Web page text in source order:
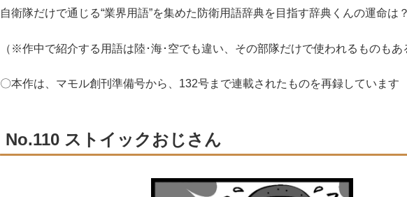
自衛隊だけで通じる“業界用語”を集めた防衛用語辞典を目指す辞典くんの運命は？
（※作中で紹介する用語は陸･海･空でも違い、その部隊だけで使われるものもあ
〇本作は、マモル創刊準備号から、132号まで連載されたものを再録しています
No.110 ストイックおじさん